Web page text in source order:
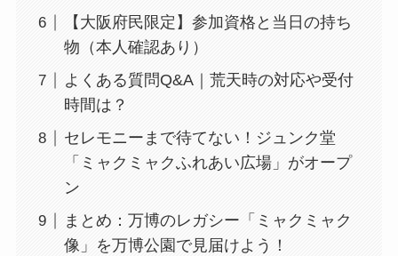
【大阪府民限定】参加資格と当日の持ち
物（本人確認あり）
よくある質問Q&A｜荒天時の対応や受付
時間は？
セレモニーまで待てない！ジュンク堂
「ミャクミャクふれあい広場」がオープ
ン
まとめ：万博のレガシー「ミャクミャク
像」を万博公園で見届けよう！